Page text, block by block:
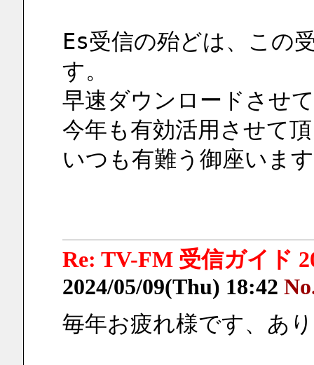
Es受信の殆どは、この
す。
早速ダウンロードさせ
今年も有効活用させて
いつも有難う御座いま
Re: TV-FM 受信ガイド
2024/05/09(Thu) 18:42
毎年お疲れ様です、あ